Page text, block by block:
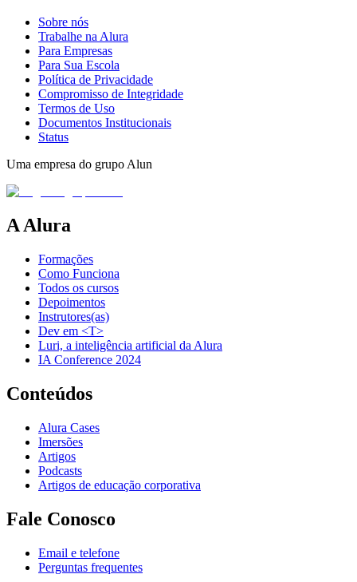
Sobre nós
Trabalhe na Alura
Para Empresas
Para Sua Escola
Política de Privacidade
Compromisso de Integridade
Termos de Uso
Documentos Institucionais
Status
Uma empresa do grupo Alun
A Alura
Formações
Como Funciona
Todos os cursos
Depoimentos
Instrutores(as)
Dev em <T>
Luri, a inteligência artificial da Alura
IA Conference 2024
Conteúdos
Alura Cases
Imersões
Artigos
Podcasts
Artigos de educação corporativa
Fale Conosco
Email e telefone
Perguntas frequentes